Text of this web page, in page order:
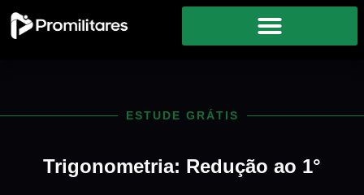
ESTUDE GRÁTIS
Trigonometria: Redução ao 1°